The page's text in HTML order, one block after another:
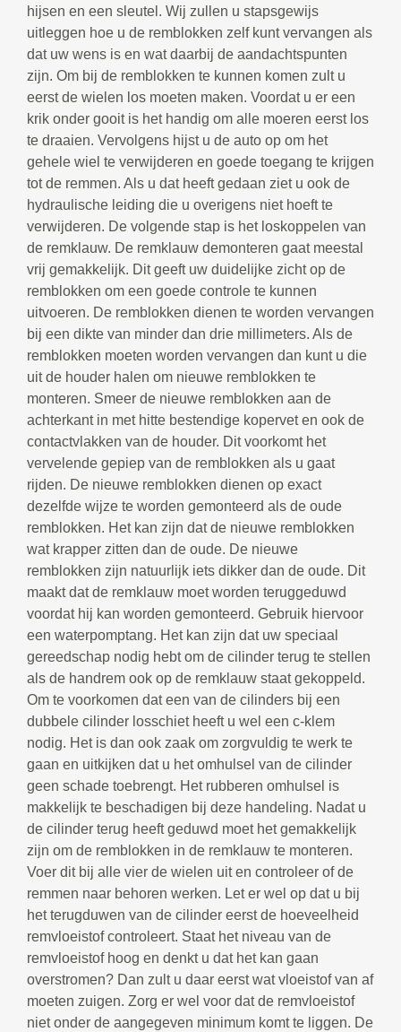
hijsen en een sleutel. Wij zullen u stapsgewijs
uitleggen hoe u de remblokken zelf kunt vervangen als
dat uw wens is en wat daarbij de aandachtspunten
zijn. Om bij de remblokken te kunnen komen zult u
eerst de wielen los moeten maken. Voordat u er een
krik onder gooit is het handig om alle moeren eerst los
te draaien. Vervolgens hijst u de auto op om het
gehele wiel te verwijderen en goede toegang te krijgen
tot de remmen. Als u dat heeft gedaan ziet u ook de
hydraulische leiding die u overigens niet hoeft te
verwijderen. De volgende stap is het loskoppelen van
de remklauw. De remklauw demonteren gaat meestal
vrij gemakkelijk. Dit geeft uw duidelijke zicht op de
remblokken om een goede controle te kunnen
uitvoeren. De remblokken dienen te worden vervangen
bij een dikte van minder dan drie millimeters. Als de
remblokken moeten worden vervangen dan kunt u die
uit de houder halen om nieuwe remblokken te
monteren. Smeer de nieuwe remblokken aan de
achterkant in met hitte bestendige kopervet en ook de
contactvlakken van de houder. Dit voorkomt het
vervelende gepiep van de remblokken als u gaat
rijden. De nieuwe remblokken dienen op exact
dezelfde wijze te worden gemonteerd als de oude
remblokken. Het kan zijn dat de nieuwe remblokken
wat krapper zitten dan de oude. De nieuwe
remblokken zijn natuurlijk iets dikker dan de oude. Dit
maakt dat de remklauw moet worden teruggeduwd
voordat hij kan worden gemonteerd. Gebruik hiervoor
een waterpomptang. Het kan zijn dat uw speciaal
gereedschap nodig hebt om de cilinder terug te stellen
als de handrem ook op de remklauw staat gekoppeld.
Om te voorkomen dat een van de cilinders bij een
dubbele cilinder losschiet heeft u wel een c-klem
nodig. Het is dan ook zaak om zorgvuldig te werk te
gaan en uitkijken dat u het omhulsel van de cilinder
geen schade toebrengt. Het rubberen omhulsel is
makkelijk te beschadigen bij deze handeling. Nadat u
de cilinder terug heeft geduwd moet het gemakkelijk
zijn om de remblokken in de remklauw te monteren.
Voer dit bij alle vier de wielen uit en controleer of de
remmen naar behoren werken. Let er wel op dat u bij
het terugduwen van de cilinder eerst de hoeveelheid
remvloeistof controleert. Staat het niveau van de
remvloeistof hoog en denkt u dat het kan gaan
overstromen? Dan zult u daar eerst wat vloeistof van af
moeten zuigen. Zorg er wel voor dat de remvloeistof
niet onder de aangegeven minimum komt te liggen. De